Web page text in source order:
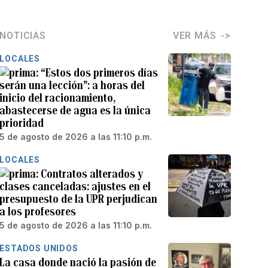
NOTICIAS VER MÁS
LOCALES
“Estos dos primeros días
serán una lección”: a horas del
inicio del racionamiento,
abastecerse de agua es la única
prioridad
5 de agosto de 2026 a las 11:10 p.m.
LOCALES
Contratos alterados y
clases canceladas: ajustes en el
presupuesto de la UPR perjudican
a los profesores
5 de agosto de 2026 a las 11:10 p.m.
ESTADOS UNIDOS
La casa donde nació la pasión de